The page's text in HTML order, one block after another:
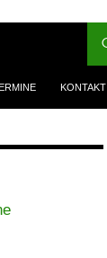
KONTAKT